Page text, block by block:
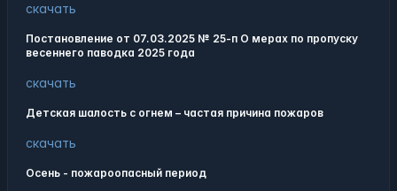
скачать
Постановление от 07.03.2025 № 25-п О мерах по пропуску
весеннего паводка 2025 года
скачать
Детская шалость с огнем – частая причина пожаров
скачать
Осень - пожароопасный период